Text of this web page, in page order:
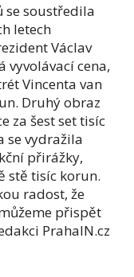
soustředila
letech
Václav
vyvolávací cena,
Vincenta van
Druhý obraz
za šest set tisíc
se vydražila
přirážky,
stě tisíc korun.
radost, že
přispět
PrahaIN.cz